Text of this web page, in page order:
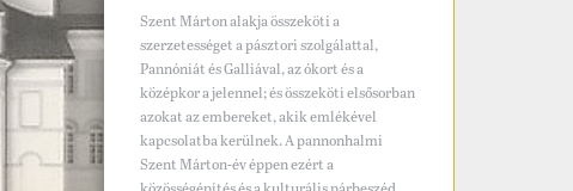
Szent Márton alakja összeköti a
szerzetességet a pásztori szolgálattal,
Pannóniát és Galliával, az ókort és a
középkor a jelennel; és összeköti elsősorban
azokat az embereket, akik emlékével
kapcsolatba kerülnek. A pannonhalmi
Szent Márton-év éppen ezért a